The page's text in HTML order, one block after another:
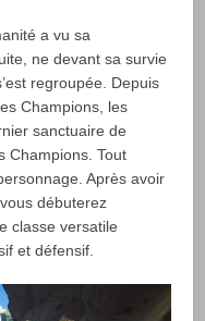
a vu sa
ne devant sa survie
regroupée. Depuis
Champions, les
sanctuaire de
Champions. Tout
Après avoir
débuterez
classe versatile
et défensif.